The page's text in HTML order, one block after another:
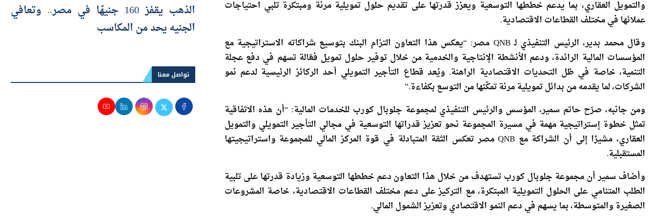
عملائها في مختلف القطاعات الاقتصادية.
المؤسسات المالية الرائدة، ودعم الأنشطة الإنتاجية والخدمية من خلال توفير حلول تمويل فعّالة تسهم في دفع عجلة
التنمية، خاصة في ظل التحديات الاقتصادية الراهنة. ويُعد قطاع التأجير التمويلي أحد الركائز الرئيسية لدعم نمو
الشركات، لما يقدمه من بدائل تمويلية مرنة تمكّنها من التوسع بكفاءة.”
ومن جانبه، صرّح حاتم سمير، المؤسس والرئيس التنفيذي لمجموعة جلوبال كورب للخدمات المالية: “أن هذه الاتفاقية
تمثل خطوة إستراتيجية مهمة في مسيرة المجموعة نحو تعزيز قدراتها التوسعية في مجالي التأجير التمويلي والتمويل
العقاري، مشيرًا إلى أن الشراكة مع QNB مصر تعكس الثقة المتبادلة في قوة المركز المالي للمجموعة واستراتيجيتها
المستقبلية.
وأضاف سمير أن مجموعة جلوبال كورب تستهدف من خلال هذا التعاون دعم خططها التوسعية وزيادة قدرتها على تلبية
الطلب المتنامي على الحلول التمويلية المبتكرة، مع التركيز على دعم مختلف القطاعات الاقتصادية، خاصة المشروعات
الصغيرة والمتوسطة، بما يسهم في دعم النمو الاقتصادي وتعزيز الشمول المالي.
وفي ختام البيان، أكدت مجموعة جلوبال كورب للخدمات المالية التزامها بمواصلة تطوير حلول تمويلية مبتكرة تلبي
الجنيه يحد من المكاسب